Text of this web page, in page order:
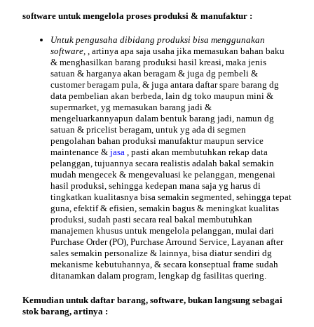
software untuk mengelola proses produksi & manufaktur :
Untuk pengusaha dibidang produksi bisa menggunakan
software, , artinya apa saja usaha jika memasukan bahan baku
& menghasilkan barang produksi hasil kreasi, maka jenis
satuan & harganya akan beragam & juga dg pembeli &
customer beragam pula, & juga antara daftar spare barang dg
data pembelian akan berbeda, lain dg toko maupun mini &
supermarket, yg memasukan barang jadi &
mengeluarkannyapun dalam bentuk barang jadi, namun dg
satuan & pricelist beragam, untuk yg ada di segmen
pengolahan bahan produksi manufaktur maupun service
maintenance & jasa , pasti akan membutuhkan rekap data
pelanggan, tujuannya secara realistis adalah bakal semakin
mudah mengecek & mengevaluasi ke pelanggan, mengenai
hasil produksi, sehingga kedepan mana saja yg harus di
tingkatkan kualitasnya bisa semakin segmented, sehingga tepat
guna, efektif & efisien, semakin bagus & meningkat kualitas
produksi, sudah pasti secara real bakal membutuhkan
manajemen khusus untuk mengelola pelanggan, mulai dari
Purchase Order (PO), Purchase Arround Service, Layanan after
sales semakin personalize & lainnya, bisa diatur sendiri dg
mekanisme kebutuhannya, & secara konseptual frame sudah
ditanamkan dalam program, lengkap dg fasilitas quering.
Kemudian untuk daftar barang, software, bukan langsung sebagai
stok barang, artinya :